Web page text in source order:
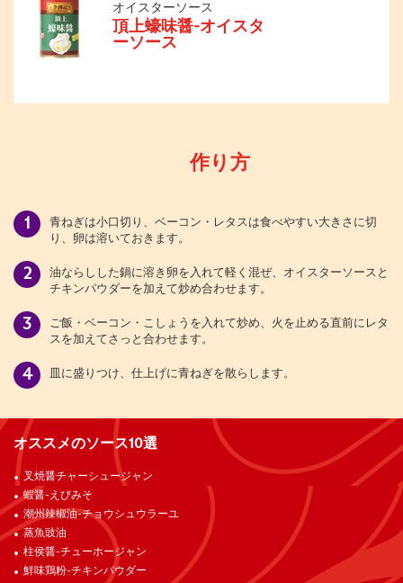
オイスターソース
頂上蠔味醤-オイスタ
ーソース
作り方
青ねぎは小口切り、ベーコン・レタスは食べやすい大きさに切
り、卵は溶いておきます。
油ならしした鍋に溶き卵を入れて軽く混ぜ、オイスターソースと
チキンパウダーを加えて炒め合わせます。
ご飯・ベーコン・こしょうを入れて炒め、火を止める直前にレタ
スを加えてさっと合わせます。
皿に盛りつけ、仕上げに青ねぎを散らします。
オススメのソース10選
叉焼醤チャーシュージャン
蝦醤-えびみそ
潮州辣椒油-チョウシュウラーユ
蒸魚豉油
柱侯醤-チューホージャン
鮮味鶏粉-チキンパウダー